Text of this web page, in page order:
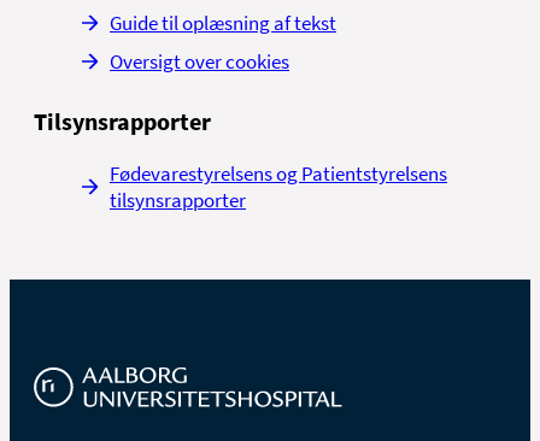
Guide til oplæsning af tekst
Oversigt over cookies
Tilsynsrapporter
Fødevarestyrelsens og Patientstyrelsens
tilsynsrapporter